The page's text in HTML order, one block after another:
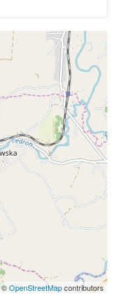
©OpenStreetMapcontributors